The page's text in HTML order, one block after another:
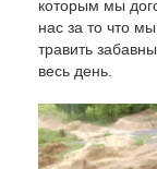
которым мы
нас за то что
травить
весь день.